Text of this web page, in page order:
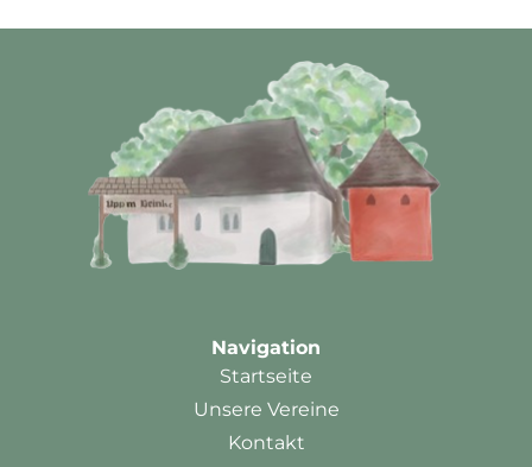
Navigation
Startseite
Unsere Vereine
Kontakt